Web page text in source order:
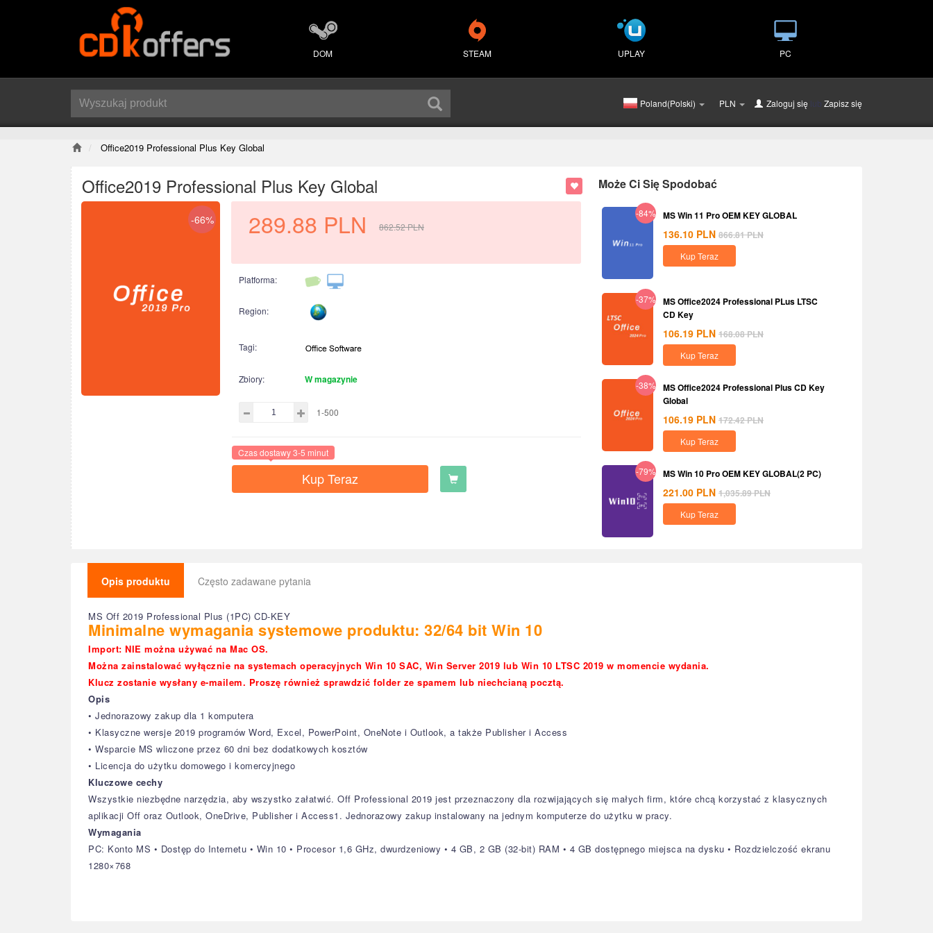
DOM STEAM UPLAY PC
Poland(Polski) PLN Zaloguj się lub Zapisz się
Office2019 Professional Plus Key Global
Office2019 Professional Plus Key Global
-66% 289.88 PLN 862.52PLN
Platforma:
Region:
Tagi:
Zbiory: W magazynie
1-500
Czas dostawy 3-5 minut
Kup Teraz
Może Ci Się Spodobać
-84% MS Win 11 Pro OEM KEY GLOBAL
136.10 PLN 866.81PLN
Kup Teraz
-37%
MS Office2024 Professional PLus LTSC
CD Key
106.19 PLN 168.08PLN
Kup Teraz
-38%
MS Office2024 Professional Plus CD Key
Global
106.19 PLN 172.42PLN
Kup Teraz
-79% MS Win 10 Pro OEM KEY GLOBAL(2 PC)
221.00 PLN 1,035.89PLN
Kup Teraz
Opis produktu Często zadawane pytania
MS Off 2019 Professional Plus (1PC) CD-KEY
Minimalne wymagania systemowe produktu: 32/64 bit Win 10
Import: NIE można używać na Mac OS.
Można zainstalować wyłącznie na systemach operacyjnych Win 10 SAC, Win Server 2019 lub Win 10 LTSC 2019 w momencie wydania.
Klucz zostanie wysłany e-mailem. Proszę również sprawdzić folder ze spamem lub niechcianą pocztą.
Opis
• Jednorazowy zakup dla 1 komputera
• Klasyczne wersje 2019 programów Word, Excel, PowerPoint, OneNote i Outlook, a także Publisher i Access
• Wsparcie MS wliczone przez 60 dni bez dodatkowych kosztów
• Licencja do użytku domowego i komercyjnego
Kluczowe cechy
Wszystkie niezbędne narzędzia, aby wszystko załatwić. Off Professional 2019 jest przeznaczony dla rozwijających się małych firm, które chcą korzystać z klasycznych
aplikacji Off oraz Outlook, OneDrive, Publisher i Access1. Jednorazowy zakup instalowany na jednym komputerze do użytku w pracy.
Wymagania
PC: Konto MS • Dostęp do Internetu • Win 10 • Procesor 1,6 GHz, dwurdzeniowy • 4 GB, 2 GB (32-bit) RAM • 4 GB dostępnego miejsca na dysku • Rozdzielczość ekranu
1280×768